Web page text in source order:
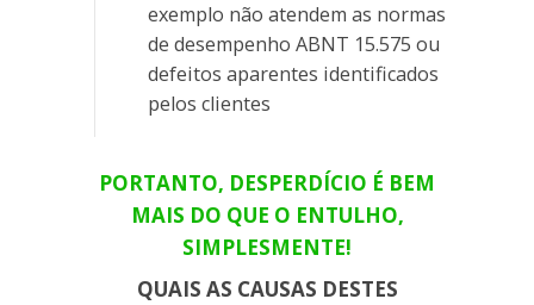
exemplo não atendem as normas
de desempenho ABNT 15.575 ou
defeitos aparentes identificados
pelos clientes
PORTANTO, DESPERDÍCIO É BEM
MAIS DO QUE O ENTULHO,
SIMPLESMENTE!
QUAIS AS CAUSAS DESTES